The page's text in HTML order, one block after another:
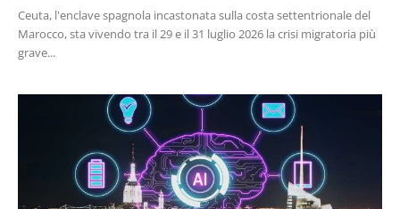
Ceuta, l'enclave spagnola incastonata sulla costa settentrionale del
Marocco, sta vivendo tra il 29 e il 31 luglio 2026 la crisi migratoria più
grave...